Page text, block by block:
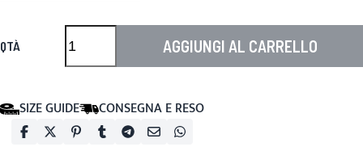
QTÀ AGGIUNGI AL CARRELLO
SIZE GUIDE CONSEGNA E RESO